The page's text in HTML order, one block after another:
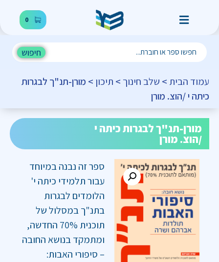
0
חיפוש
עמוד הבית > שלב חינוך > תיכון > מורן-תנ"ך לבגרות
כיתה י /הוצ. מורן
מורן-תנ"ך לבגרות כיתה י
/הוצ. מורן
ספר זה נבנה במיוחד
עבור תלמידי כיתה י'
הלומדים לבגרות
בתנ"ך במסלול של
תוכנית 70% החדשה,
ומתמקד בנושא החובה
– סיפורי האבות: